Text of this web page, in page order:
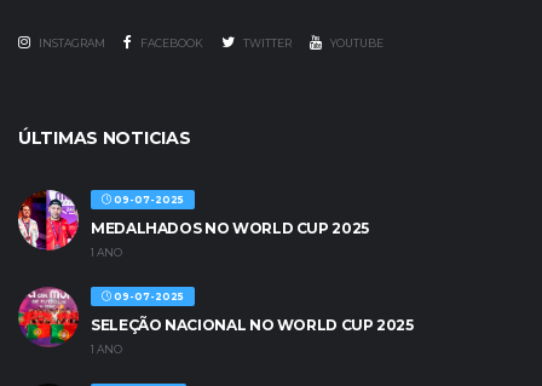
INSTAGRAM FACEBOOK TWITTER YOUTUBE
ÚLTIMAS NOTICIAS
09-07-2025
MEDALHADOS NO WORLD CUP 2025
1 ANO
09-07-2025
SELEÇÃO NACIONAL NO WORLD CUP 2025
1 ANO